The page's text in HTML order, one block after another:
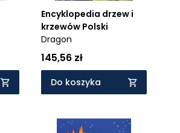
Encyklopedia drzew i
krzewów Polski
Dragon
145,56 zł
Do koszyka